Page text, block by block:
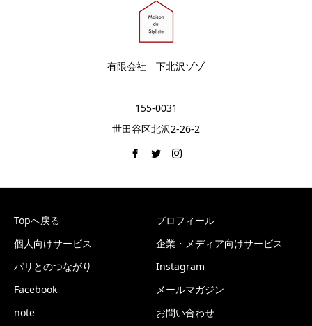
有限会社 下北沢ゾゾ
155-0031
世田谷区北沢2-26-2
Topへ戻る
プロフィール
個人向けサービス
企業・メディア向けサービス
パリとのつながり
Instagram
Facebook
メールマガジン
note
お問い合わせ